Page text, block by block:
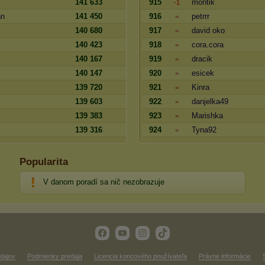
141 633
141 450
140 680
140 423
140 167
140 147
139 720
139 603
139 383
139 316
915
-1 montik
916
= petrrr
917
= david oko
918
= cora.cora
919
= dracik
920
= esicek
921
= Kinra
922
= danjelka49
923
= Marishka
924
= Tyna92
Popularita
V danom poradí sa nič nezobrazuje
Podmienky predaja Licencia koncového používateľa Právne informácie